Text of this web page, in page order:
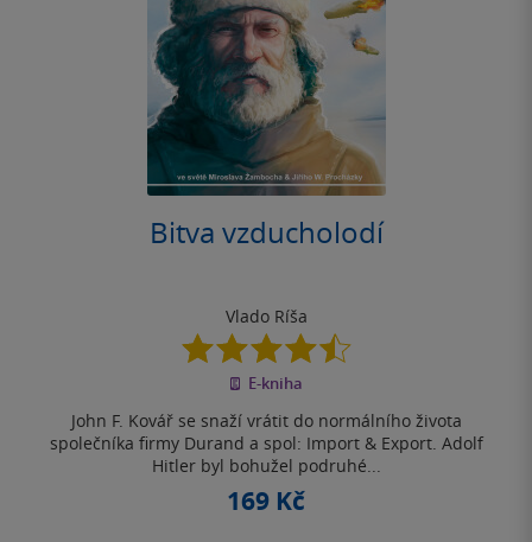
Bitva vzducholodí
Vlado Ríša
4.5
z
5
E-kniha
John F. Kovář se snaží vrátit do normálního života
společníka firmy Durand a spol: Import & Export. Adolf
Hitler byl bohužel podruhé...
169 Kč